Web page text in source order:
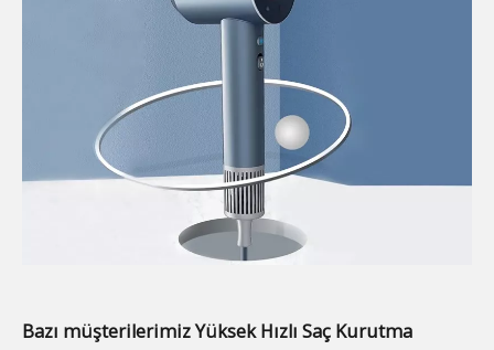
Bazı müşterilerimiz Yüksek Hızlı Saç Kurutma